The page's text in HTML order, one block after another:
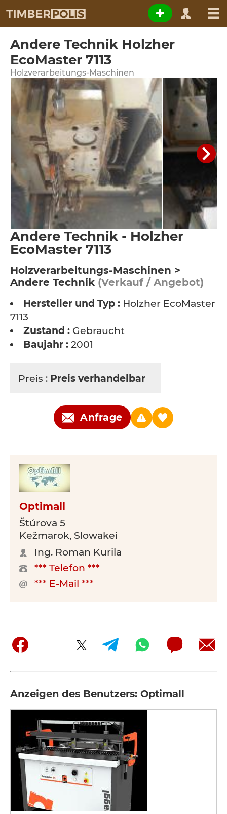
Andere Technik Holzher
EcoMaster 7113
Holzverarbeitungs-Maschinen
Andere Technik - Holzher
EcoMaster 7113
Holzverarbeitungs-Maschinen >
Andere Technik (Verkauf / Angebot)
Hersteller und Typ : Holzher EcoMaster
7113
Zustand : Gebraucht
Baujahr : 2001
Preis : Preis verhandelbar
Anfrage
Optimall
Štúrova 5
Kežmarok, Slowakei
Ing. Roman Kurila
*** Telefon ***
*** E-Mail ***
Anzeigen des Benutzers: Optimall